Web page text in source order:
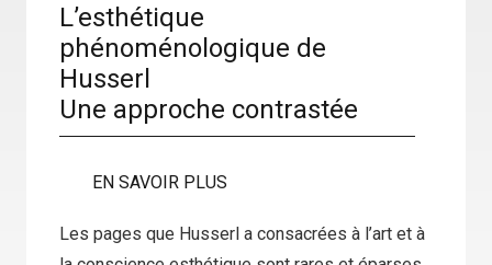
L’esthétique
phénoménologique de
Husserl
Une approche contrastée
EN SAVOIR PLUS
Les pages que Husserl a consacrées à l’art et à